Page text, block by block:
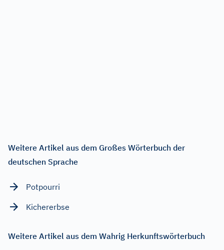
Weitere Artikel aus dem Großes Wörterbuch der
deutschen Sprache
Potpourri
Kichererbse
Weitere Artikel aus dem Wahrig Herkunftswörterbuch